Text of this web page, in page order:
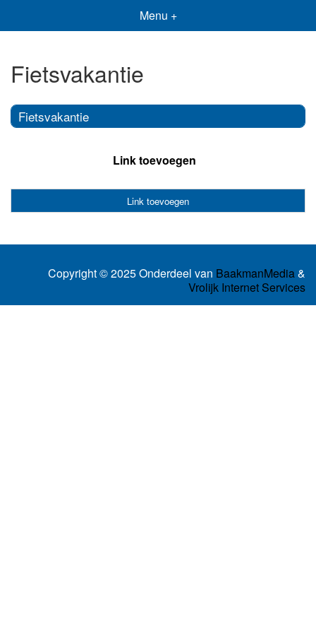
Menu +
Fietsvakantie
Fietsvakantie
Link toevoegen
Link toevoegen
Copyright © 2025 Onderdeel van BaakmanMedia&
Vrolijk Internet Services